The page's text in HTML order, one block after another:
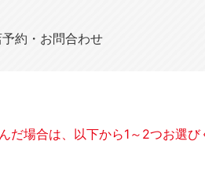
約・お問合わせ
だ場合は、以下から1～2つお選び